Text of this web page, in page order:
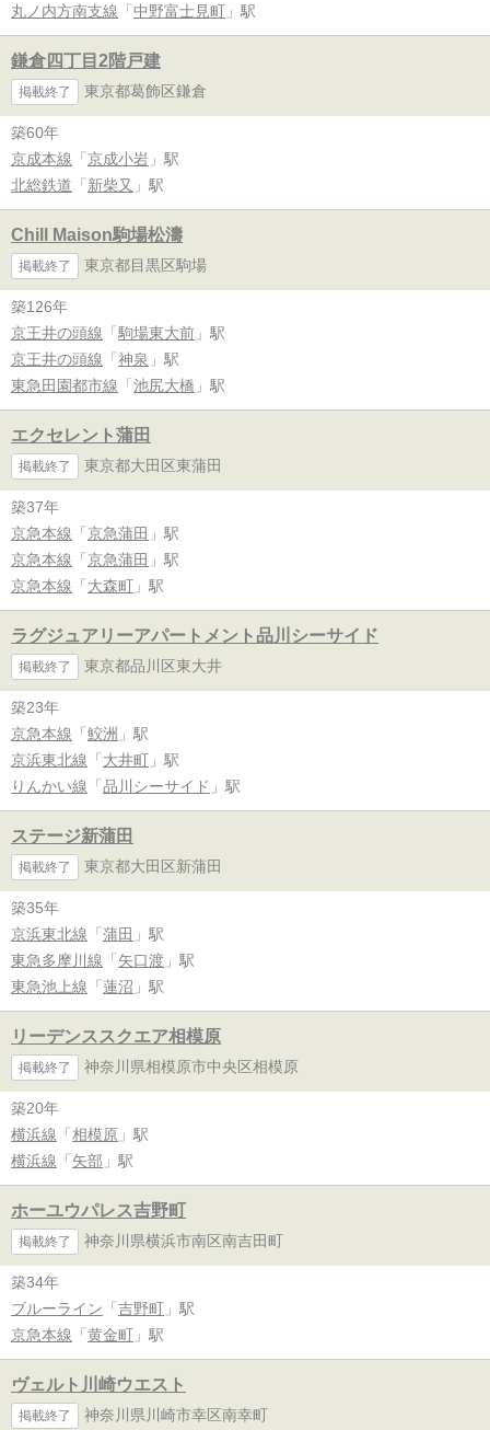
丸ノ内方南支線 「 中野富士見町 」駅
鎌倉四丁目2階戸建
掲載終了 東京都葛飾区鎌倉
築60年
京成本線 「 京成小岩 」駅
北総鉄道 「 新柴又 」駅
Chill Maison駒場松濤
掲載終了 東京都目黒区駒場
築126年
京王井の頭線 「 駒場東大前 」駅
京王井の頭線 「 神泉 」駅
東急田園都市線 「 池尻大橋 」駅
エクセレント蒲田
掲載終了 東京都大田区東蒲田
築37年
京急本線 「 京急蒲田 」駅
京急本線 「 京急蒲田 」駅
京急本線 「 大森町 」駅
ラグジュアリーアパートメント品川シーサイド
掲載終了 東京都品川区東大井
築23年
京急本線 「 鮫洲 」駅
京浜東北線 「 大井町 」駅
りんかい線 「 品川シーサイド 」駅
ステージ新蒲田
掲載終了 東京都大田区新蒲田
築35年
京浜東北線 「 蒲田 」駅
東急多摩川線 「 矢口渡 」駅
東急池上線 「 蓮沼 」駅
リーデンススクエア相模原
掲載終了 神奈川県相模原市中央区相模原
築20年
横浜線 「 相模原 」駅
横浜線 「 矢部 」駅
ホーユウパレス吉野町
掲載終了 神奈川県横浜市南区南吉田町
築34年
ブルーライン 「 吉野町 」駅
京急本線 「 黄金町 」駅
ヴェルト川崎ウエスト
掲載終了 神奈川県川崎市幸区南幸町